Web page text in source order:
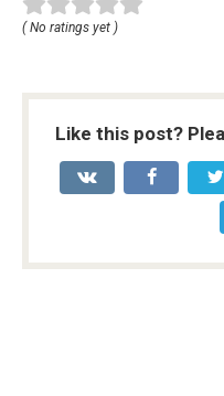
( No ratings yet )
Like this post?